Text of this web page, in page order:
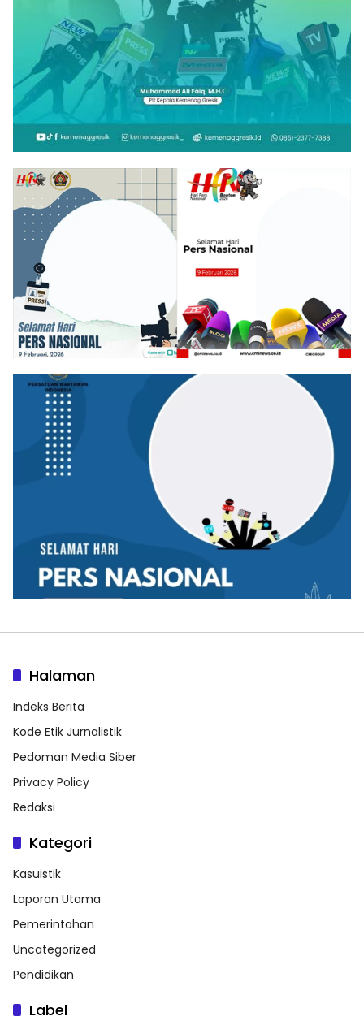
Halaman
Indeks Berita
Kode Etik Jurnalistik
Pedoman Media Siber
Privacy Policy
Redaksi
Kategori
Kasuistik
Laporan Utama
Pemerintahan
Uncategorized
Pendidikan
Label